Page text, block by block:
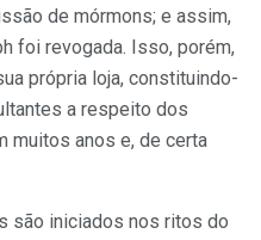
de mórmons; e assim,
foi revogada. Isso, porém,
própria loja, constituindo-
a respeito dos
muitos anos e, de certa
iniciados nos ritos do